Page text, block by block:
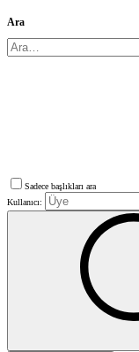
Ara
Sadece başlıkları ara
Kullanıcı: